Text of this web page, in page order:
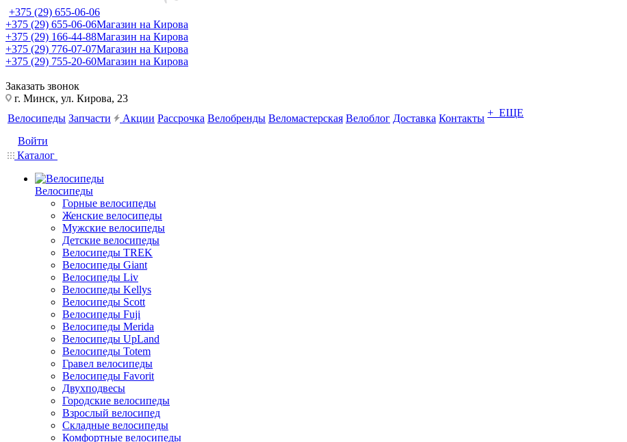
+375 (29) 655-06-06
+375 (29) 655-06-06Магазин на Кирова
+375 (29) 166-44-88Магазин на Кирова
+375 (29) 776-07-07Магазин на Кирова
+375 (29) 755-20-60Магазин на Кирова
Заказать звонок
г. Минск, ул. Кирова, 23
Велосипеды Запчасти Акции Рассрочка Велобренды Веломастерская Велоблог Доставка Контакты + ЕЩЕ
Войти
Каталог
Велосипеды
Горные велосипеды
Женские велосипеды
Мужские велосипеды
Детские велосипеды
Велосипеды TREK
Велосипеды Giant
Велосипеды Liv
Велосипеды Kellys
Велосипеды Scott
Велосипеды Fuji
Велосипеды Merida
Велосипеды UpLand
Велосипеды Totem
Гравел велосипеды
Велосипеды Favorit
Двухподвесы
Городские велосипеды
Взрослый велосипед
Складные велосипеды
Комфортные велосипеды